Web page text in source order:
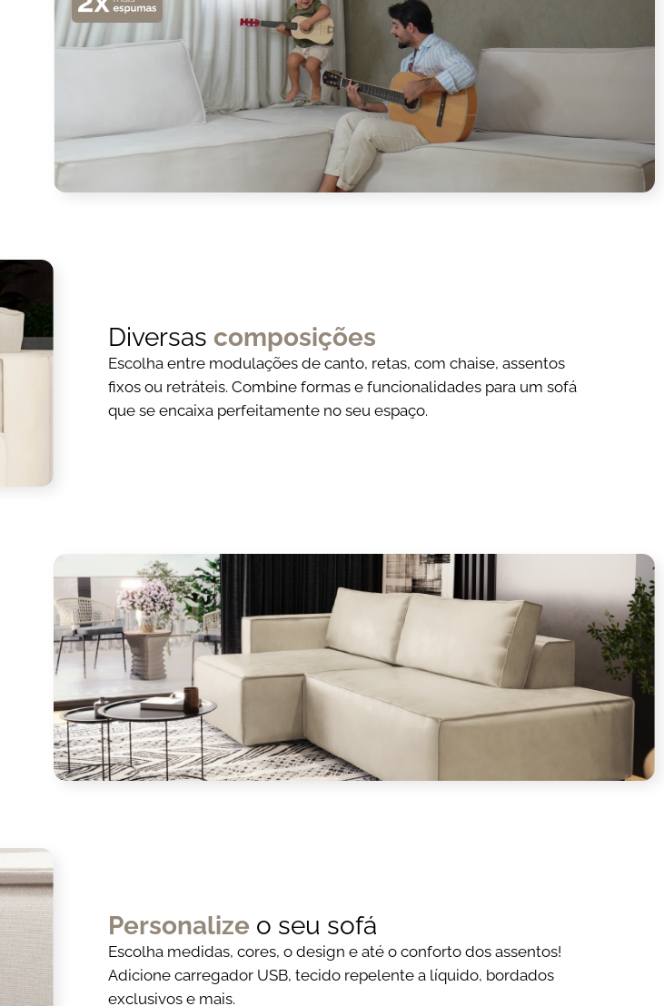
Diversas composições
Escolha entre modulações de canto, retas, com chaise, assentos
fixos ou retráteis. Combine formas e funcionalidades para um sofá
que se encaixa perfeitamente no seu espaço.
Personalize o seu sofá
Escolha medidas, cores, o design e até o conforto dos assentos!
Adicione carregador USB, tecido repelente a líquido, bordados
exclusivos e mais.